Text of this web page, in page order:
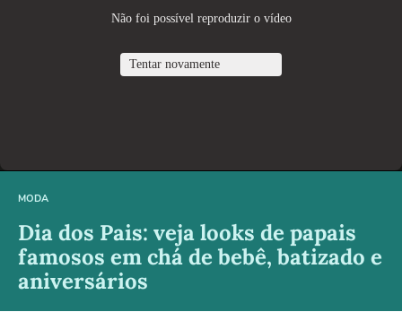
MODA
Dia dos Pais: veja looks de papais
famosos em chá de bebê, batizado e
aniversários